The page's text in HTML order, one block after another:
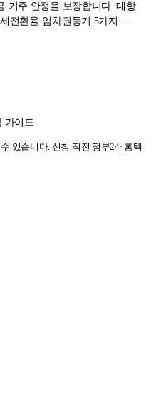
거주 안정을 보장합니다. 대항
전환율·임차권등기 5가지 핵
가이드
있습니다. 신청 직전 정부24· 홈택